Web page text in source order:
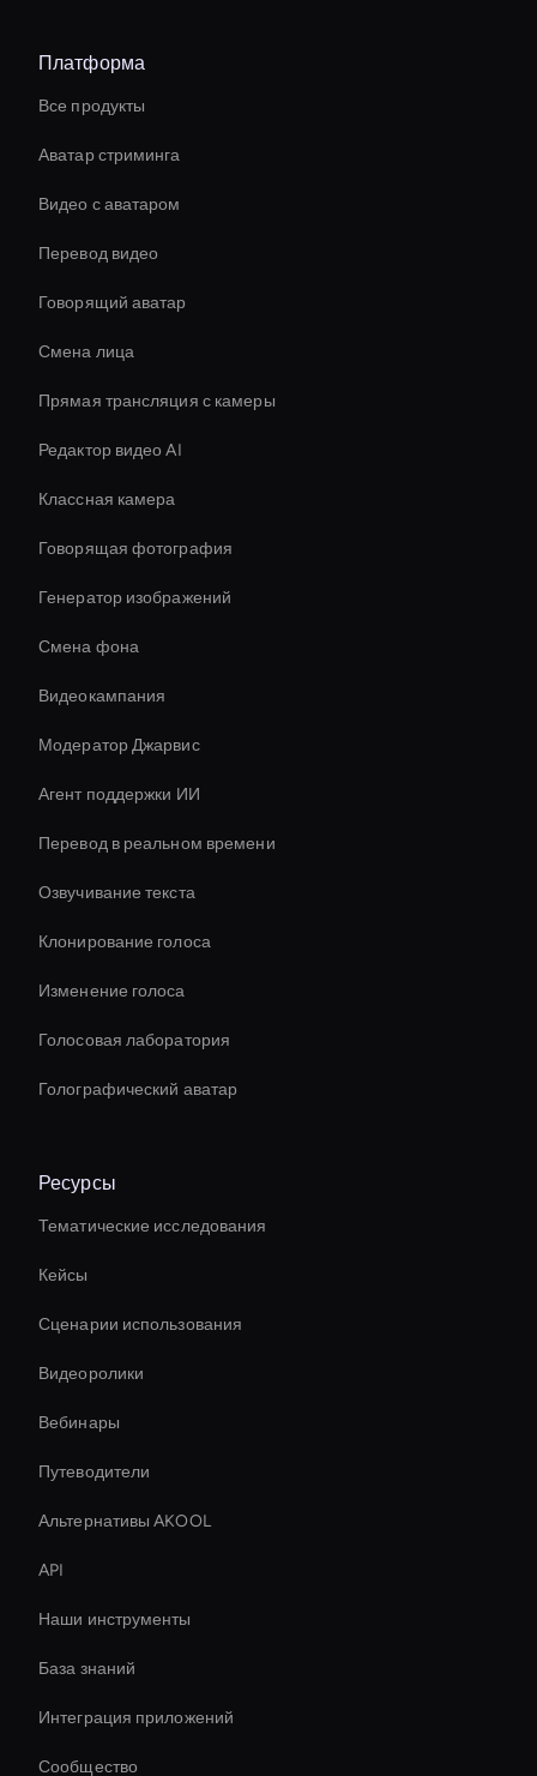
Платформа
Все продукты
Аватар стриминга
Видео с аватаром
Перевод видео
Говорящий аватар
Смена лица
Прямая трансляция с камеры
Редактор видео AI
Классная камера
Говорящая фотография
Генератор изображений
Смена фона
Видеокампания
Модератор Джарвис
Агент поддержки ИИ
Перевод в реальном времени
Озвучивание текста
Клонирование голоса
Изменение голоса
Голосовая лаборатория
Голографический аватар
Ресурсы
Тематические исследования
Кейсы
Сценарии использования
Видеоролики
Вебинары
Путеводители
Альтернативы AKOOL
API
Наши инструменты
База знаний
Интеграция приложений
Сообщество